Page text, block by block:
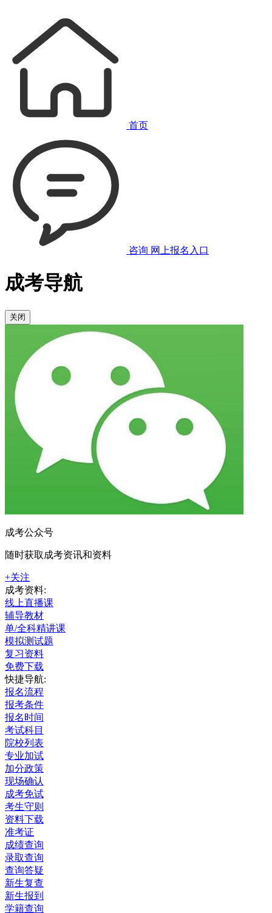
首页
咨询 网上报名入口
成考导航
关闭
成考公众号
随时获取成考资讯和资料
+关注
成考资料:
线上直播课
辅导教材
单/全科精讲课
模拟测试题
复习资料
免费下载
快捷导航:
报名流程
报考条件
报名时间
考试科目
院校列表
专业加试
加分政策
现场确认
成考免试
考生守则
资料下载
准考证
成绩查询
录取查询
查询答疑
新生复查
新生报到
学籍查询